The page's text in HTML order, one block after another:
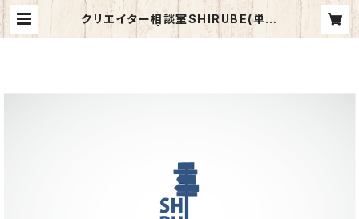
クリエイター相談室SHIRUBE(単発
版) | fisheyes